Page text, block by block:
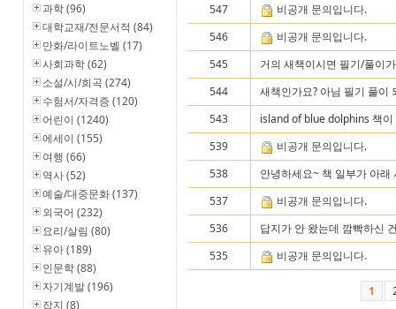
과학 (96)
대학교재/전문서적 (84)
만화/라이트노벨 (17)
사회과학 (62)
소설/시/희곡 (274)
수험서/자격증 (120)
어린이 (1240)
에세이 (155)
여행 (66)
역사 (52)
예술/대중문화 (137)
외국어 (232)
요리/살림 (80)
유아 (189)
인문학 (88)
자기계발 (196)
잡지 (8)
547
비공개 문의입니다.
546
비공개 문의입니다.
545
거의 새책이시면 필기/풀이
544
새책인가요? 아님 필기 풀이
543
island of blue dolphins 책이
539
비공개 문의입니다.
538
안녕하세요~ 책 일부가 아래
537
비공개 문의입니다.
536
답지가 안 왔는데 깜빡하신
535
비공개 문의입니다.
1